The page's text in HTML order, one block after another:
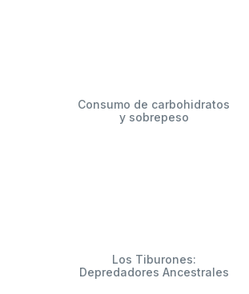
Consumo de carbohidratos
y sobrepeso
Los Tiburones:
Depredadores Ancestrales